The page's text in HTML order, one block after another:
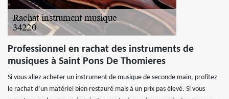
Professionnel en rachat des instruments de
musiques à Saint Pons De Thomieres
Si vous allez acheter un instrument de musique de seconde main, profitez
le rachat d’un matériel bien restauré mais à un prix pas élevé. Si vous